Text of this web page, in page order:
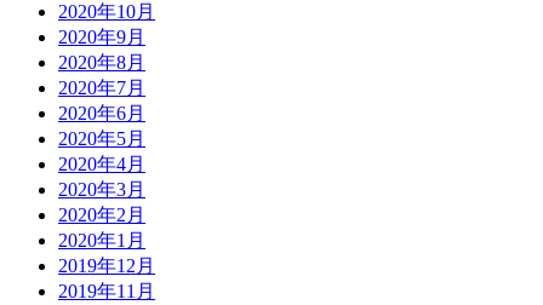
2020年10月
2020年9月
2020年8月
2020年7月
2020年6月
2020年5月
2020年4月
2020年3月
2020年2月
2020年1月
2019年12月
2019年11月